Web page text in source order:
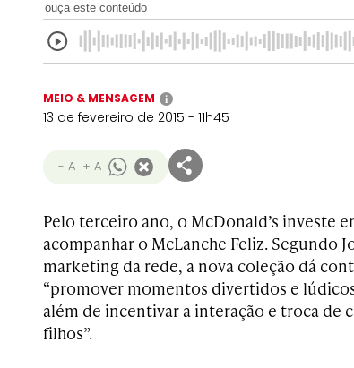
ouça este conteúdo
MEIO & MENSAGEM i
13 de fevereiro de 2015 - 11h45
- A + A
Pelo terceiro ano, o McDonald’s investe
acompanhar o McLanche Feliz. Segundo
marketing da rede, a nova coleção dá
“promover momentos divertidos e
além de incentivar a interação e troca de
filhos”.